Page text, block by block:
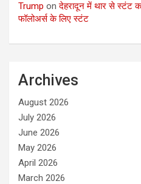
Trump onदेहरादून में थार से स्टंट
फॉलोअर्स के लिए स्टंट
Archives
August 2026
July 2026
June 2026
May 2026
April 2026
March 2026